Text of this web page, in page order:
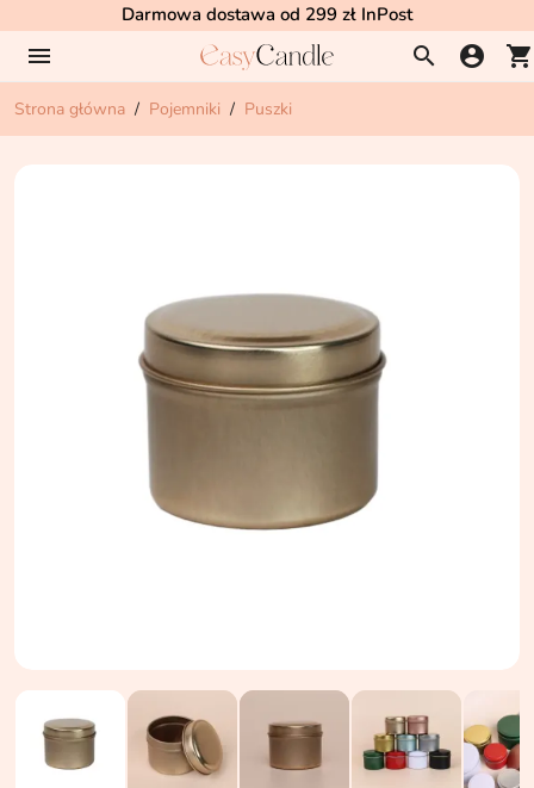
Darmowa dostawa od 299 zł InPost
menu search account_circle shopping_cart
Strona główna Pojemniki Puszki